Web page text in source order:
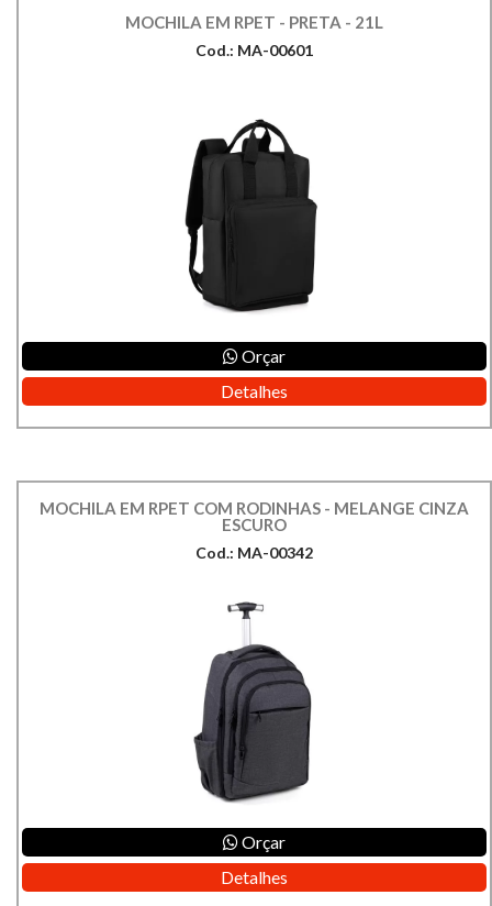
MOCHILA EM RPET - PRETA - 21L
Cod.: MA-00601
Orçar
Detalhes
MOCHILA EM RPET COM RODINHAS - MELANGE CINZA
ESCURO
Cod.: MA-00342
Orçar
Detalhes